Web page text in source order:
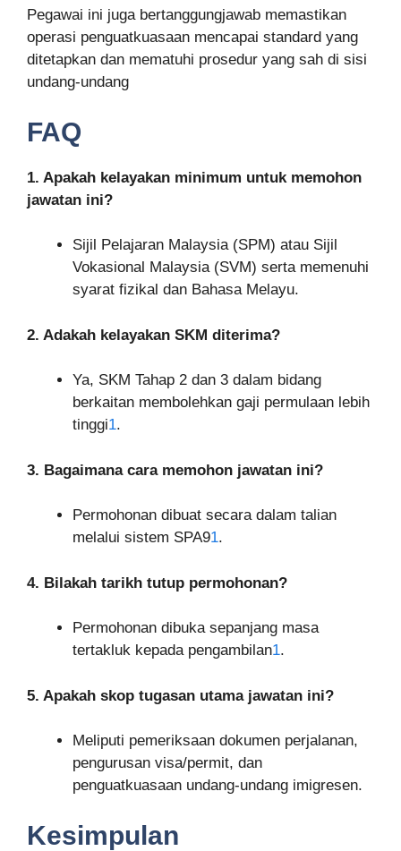
Pegawai ini juga bertanggungjawab memastikan
operasi penguatkuasaan mencapai standard yang
ditetapkan dan mematuhi prosedur yang sah di sisi
undang-undang
FAQ
1. Apakah kelayakan minimum untuk memohon
jawatan ini?
Sijil Pelajaran Malaysia (SPM) atau Sijil
Vokasional Malaysia (SVM) serta memenuhi
syarat fizikal dan Bahasa Melayu.
2. Adakah kelayakan SKM diterima?
Ya, SKM Tahap 2 dan 3 dalam bidang
berkaitan membolehkan gaji permulaan lebih
tinggi1.
3. Bagaimana cara memohon jawatan ini?
Permohonan dibuat secara dalam talian
melalui sistem SPA91.
4. Bilakah tarikh tutup permohonan?
Permohonan dibuka sepanjang masa
tertakluk kepada pengambilan1.
5. Apakah skop tugasan utama jawatan ini?
Meliputi pemeriksaan dokumen perjalanan,
pengurusan visa/permit, dan
penguatkuasaan undang-undang imigresen.
Kesimpulan